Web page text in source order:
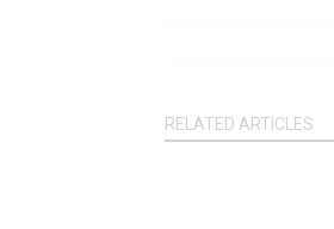
RELATED ARTICLES